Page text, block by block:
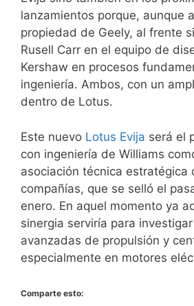
lanzamientos porque, aunque
propiedad de Geely, al frente
Rusell Carr en el equipo de
Kershaw en procesos
ingeniería. Ambos, con un
dentro de Lotus.
Este nuevo Lotus Evija será el
con ingeniería de Williams
asociación técnica estratégica
compañías, que se selló el
enero. En aquel momento ya
sinergia serviría para
avanzadas de propulsión y
especialmente en motores
Comparte esto: